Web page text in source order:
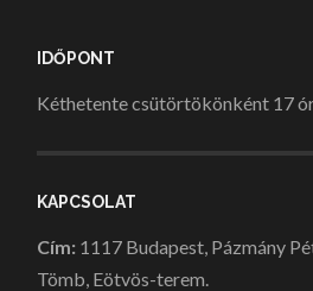
IDŐPONT
Kéthetente csütörtökönként 17
KAPCSOLAT
Cím: 1117 Budapest, Pázmány
Tömb, Eötvös-terem.